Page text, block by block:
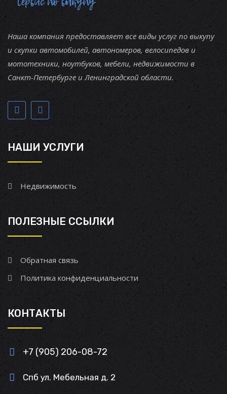
Наша компания предоставляет все виды услуг по выкупу
и скупки автомобилей, автономеров, велосипедов и
мототехники, ноутбуков, мебели, недвижимости в
Санкт-Петербурге и Ленинградской области.
НАШИ УСЛУГИ
Недвижимость
ПОЛЕЗНЫЕ ССЫЛКИ
Обратная связь
Политика конфиденциальности
КОНТАКТЫ
+7 (905) 206-08-72
Спб ул. Мебельная д. 2